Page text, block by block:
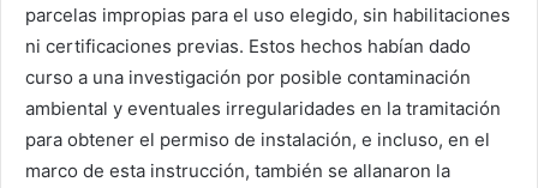
parcelas impropias para el uso elegido, sin habilitaciones
ni certificaciones previas. Estos hechos habían dado
curso a una investigación por posible contaminación
ambiental y eventuales irregularidades en la tramitación
para obtener el permiso de instalación, e incluso, en el
marco de esta instrucción, también se allanaron la